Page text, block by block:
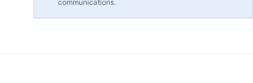
communications.